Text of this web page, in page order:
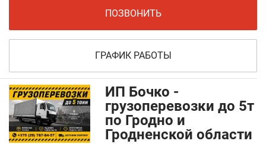
ПОЗВОНИТЬ
ГРАФИК РАБОТЫ
ИП Бочко -
грузоперевозки до 5т
по Гродно и
Гродненской области